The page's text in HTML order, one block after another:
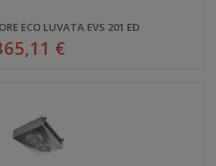
ECO LUVATA EVS 201 ED
€